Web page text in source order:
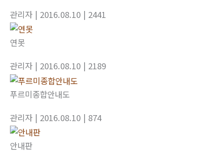
관리자 | 2016.08.10 | 2441
연못
관리자 | 2016.08.10 | 2189
푸르미종합안내도
관리자 | 2016.08.10 | 874
안내판